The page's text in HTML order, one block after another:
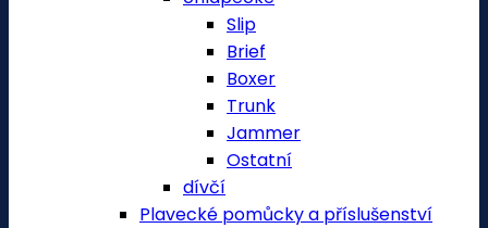
Slip
Brief
Boxer
Trunk
Jammer
Ostatní
dívčí
Plavecké pomůcky a příslušenství